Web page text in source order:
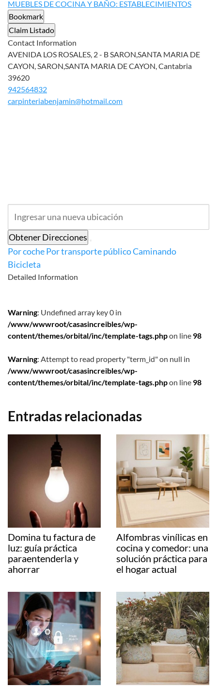
MUEBLES DE COCINA Y BAÑO: ESTABLECIMIENTOS
Bookmark
Claim Listado
Contact Information
AVENIDA LOS ROSALES, 2 - B SARON,SANTA MARIA DE
CAYON, SARON,SANTA MARIA DE CAYON, Cantabria
39620
942564832
carpinteriabenjamin@hotmail.com
Obtener Direcciones
Por cochePor transporte públicoCaminando
Bicicleta
Detailed Information
Warning: Undefined array key 0 in
/www/wwwroot/casasincreibles/wp-
content/themes/orbital/inc/template-tags.phpon line 98
Warning: Attempt to read property "term_id" on null in
/www/wwwroot/casasincreibles/wp-
content/themes/orbital/inc/template-tags.phpon line 98
Entradas relacionadas
Domina tu factura de
luz: guía práctica
paraentenderla y
ahorrar
Alfombras vinílicas en
cocina y comedor: una
solución práctica para
el hogar actual